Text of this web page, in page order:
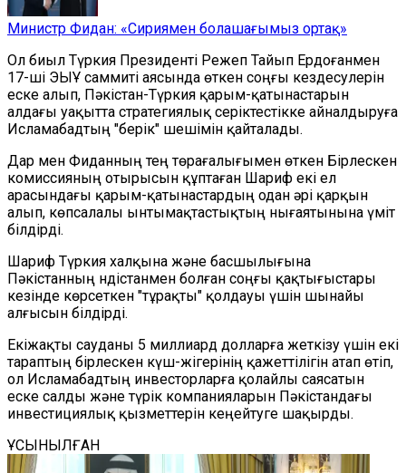
Министр Фидан: «Сириямен болашағымыз ортақ»
Ол биыл Түркия Президенті Режеп Тайып Ердоғанмен
17-ші ЭЫҰ саммиті аясында өткен соңғы кездесулерін
еске алып, Пәкістан-Түркия қарым-қатынастарын
алдағы уақытта стратегиялық серіктестікке айналдыруға
Исламабадтың "берік" шешімін қайталады.
Дар мен Фиданның тең төрағалығымен өткен Бірлескен
комиссияның отырысын құптаған Шариф екі ел
арасындағы қарым-қатынастардың одан әрі қарқын
алып, көпсалалы ынтымақтастықтың нығаятынына үміт
білдірді.
Шариф Түркия халқына және басшылығына
Пәкістанның Үндістанмен болған соңғы қақтығыстары
кезінде көрсеткен "тұрақты" қолдауы үшін шынайы
алғысын білдірді.
Екіжақты сауданы 5 миллиард долларға жеткізу үшін екі
тараптың бірлескен күш-жігерінің қажеттілігін атап өтіп,
ол Исламабадтың инвесторларға қолайлы саясатын
еске салды және түрік компанияларын Пәкістандағы
инвестициялық қызметтерін кеңейтуге шақырды.
ҰСЫНЫЛҒАН